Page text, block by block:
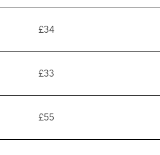
£34
£33
£55